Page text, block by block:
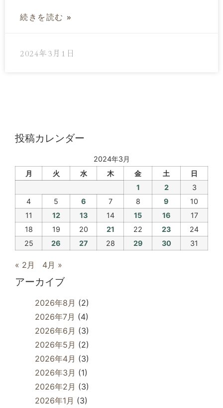
続きを読む »
2024年3月1日
投稿カレンダー
2024年3月
月
火 水 木 金 土
日
1
2
3
4
5 6 7 8 9
10
11
12 13 14 15 16
17
18
19 20 21 22 23
24
25
26 27 28 29 30 31
« 2月 4月 »
アーカイブ
2026年8月 (2)
2026年7月 (4)
2026年6月 (3)
2026年5月 (2)
2026年4月 (3)
2026年3月 (1)
2026年2月 (3)
2026年1月 (3)